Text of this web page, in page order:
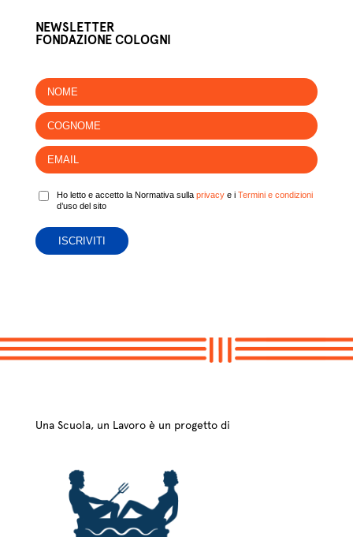
NEWSLETTER
FONDAZIONE COLOGNI
Ho letto e accetto la Normativa sulla privacye i Termini e condizioni
d’uso del sito
Una Scuola, un Lavoro è un progetto di